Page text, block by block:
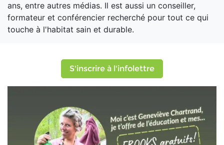
ans, entre autres médias. Il est aussi un conseiller,
formateur et conférencier recherché pour tout ce qui
touche à l'habitat sain et durable.
S'inscrire à l'infolettre